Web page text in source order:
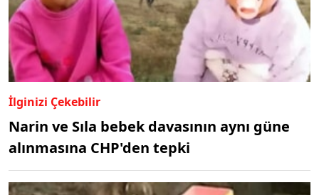
İlginizi Çekebilir
Narin ve Sıla bebek davasının aynı güne
alınmasına CHP'den tepki